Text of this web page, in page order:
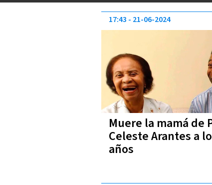
Muere la mamá de
Celeste Arantes a
años
17:43 21-06-2024